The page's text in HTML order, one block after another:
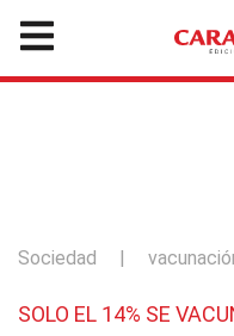
Sociedad |
SOLO EL 14% SE